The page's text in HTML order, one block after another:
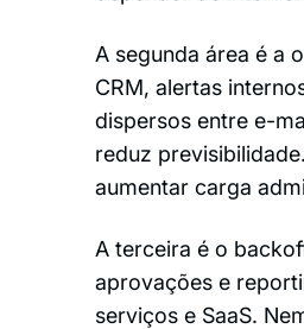
A segunda área é a
CRM, alertas
dispersos entre e-
reduz
aumentar carga
A terceira é o
aprovações e
serviços e SaaS.